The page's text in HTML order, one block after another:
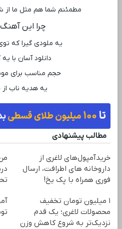
مطمئنم شما هم مثل ما از
چرا این
یه ملودی گیرا که
دانلود آسان با
حجم مناسب برای
یه هدیه ناب از
مطالب پیشنهادی
خریدآمپول‌های لاغری از
داروخانه های اطرافت، ارسال
فوری همراه با پک یخ!
۱ میلیون تومان تخفیف
محصولات لاغری؛ یک قدم
نزدیک‌تر به شروع کاهش وزن